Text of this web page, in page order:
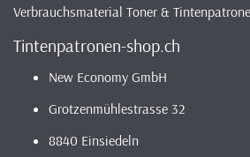
Verbrauchsmaterial Toner &
Tintenpatronen-shop.ch
New Economy GmbH
Grotzenmühlestrasse 32
8840 Einsiedeln